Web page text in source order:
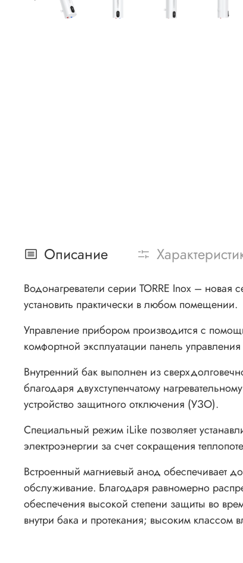
Описание
Водонагреватели серии TORRE Inox –
установить практически в любом помещении.
Управление прибором производится с
комфортной эксплуатации панель
Внутренний бак выполнен из
благодаря двухступенчатому
устройство защитного отключения (УЗО).
Специальный режим iLike позволяет
электроэнергии за счет сокращения
Встроенный магниевый анод обеспечивает
обслуживание. Благодаря равномерно
обеспечения высокой степени защиты во
внутри бака и протекания; высоким классом